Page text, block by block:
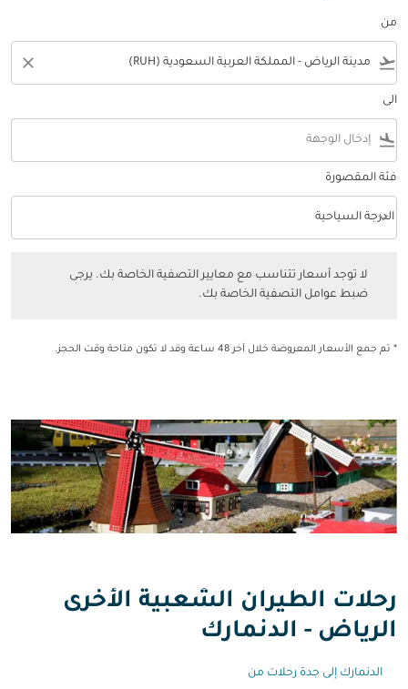
من
flight_takeoff
close
الى
flight_land
فئة المقصورة
فئة المقصورة option الدرجة السياحية Selected
الدرجة السياحية
keyboard_arrow_down
لا توجد أسعار تتناسب مع معايير التصفية الخاصة بك. يرجى
ضبط عوامل التصفية الخاصة بك.
* تم جمع الأسعار المعروضة خلال آخر 48 ساعة وقد لا تكون متاحة وقت الحجز.
رحلات الطيران الشعبية الأخرى
الرياض - الدنمارك
الدنمارك إلى جدة رحلات من